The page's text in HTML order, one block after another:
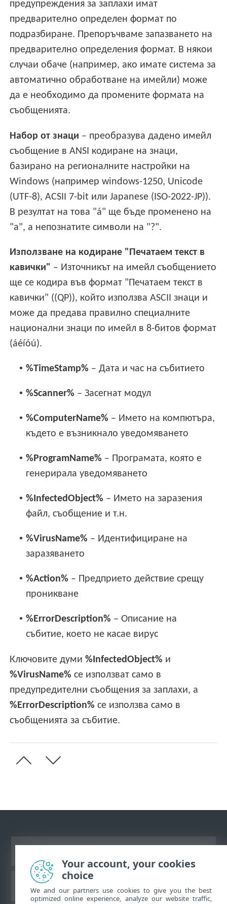
предупреждения за заплахи имат
предварително определен формат по
подразбиране. Препоръчваме запазването на
предварително определения формат. В някои
случаи обаче (например, ако имате система за
автоматично обработване на имейли) може
да е необходимо да промените формата на
съобщенията.
Набор от знаци – преобразува дадено имейл
съобщение в ANSI кодиране на знаци,
базирано на регионалните настройки на
Windows (например windows-1250, Unicode
(UTF-8), ACSII 7-bit или Japanese (ISO-2022-JP)).
В резултат на това "á" ще бъде променено на
"a", а непознатите символи на "?".
Използване на кодиране "Печатаем текст в
кавички" – Източникът на имейл съобщението
ще се кодира във формат "Печатаем текст в
кавички" ((QP)), който използва ASCII знаци и
може да предава правилно специалните
национални знаци по имейл в 8-битов формат
(áéíóú).
• %TimeStamp% – Дата и час на събитието
• %Scanner% – Засегнат модул
• %ComputerName% – Името на компютъра,
където е възникнало уведомяването
• %ProgramName% – Програмата, която е
генерирала уведомяването
• %InfectedObject% – Името на заразения
файл, съобщение и т.н.
• %VirusName% – Идентифициране на
заразяването
• %Action% – Предприето действие срещу
проникване
• %ErrorDescription% – Описание на
събитие, което не касае вирус
Ключовите думи%InfectedObject% и
%VirusName% се използват само в
предупредителни съобщения за заплахи, а
%ErrorDescription% се използва само в
съобщенията за събитие.
База знания на ESET
Your account, your cookies
choice
We and our partners use cookies to give you the best
optimized online experience, analyze our website traffic,